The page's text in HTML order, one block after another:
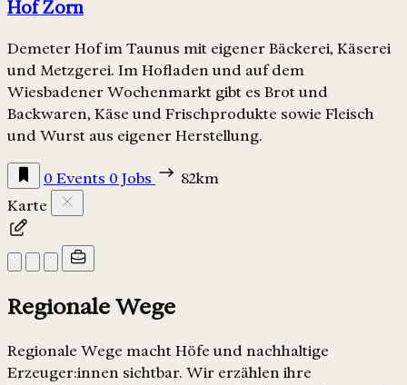
Hof Zorn
Demeter Hof im Taunus mit eigener Bäckerei, Käserei
und Metzgerei. Im Hofladen und auf dem
Wiesbadener Wochenmarkt gibt es Brot und
Backwaren, Käse und Frischprodukte sowie Fleisch
und Wurst aus eigener Herstellung.
0 Events 0 Jobs
82km
Karte
Regionale Wege
Regionale Wege macht Höfe und nachhaltige
Erzeuger:innen sichtbar. Wir erzählen ihre